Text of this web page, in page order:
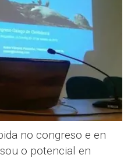
no congreso e en
o potencial en